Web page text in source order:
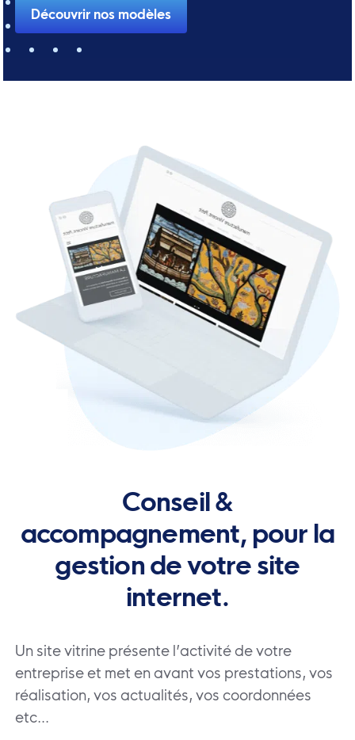
Découvrir nos modèles
Conseil &
accompagnement, pour la
gestion de votre site
internet.
Un site vitrine présente l’activité de votre
entreprise et met en avant vos prestations, vos
réalisation, vos actualités, vos coordonnées
etc…